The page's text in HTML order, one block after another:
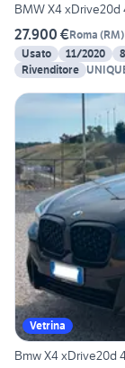
BMW X4 xDrive20d
27.900 €Roma (RM)
Usato
11/2020
Rivenditore
Vetrina
Bmw X4 xDrive20d